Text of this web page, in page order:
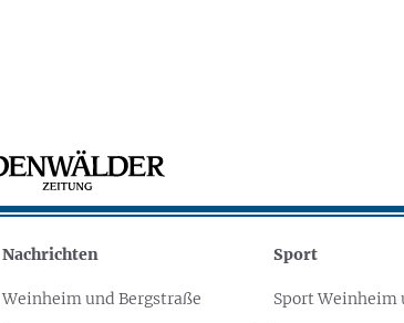
Nachrichten
Weinheim und Bergstraße
Sport
Sport Weinheim